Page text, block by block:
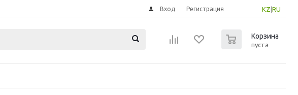
KZ RU
Вход Регистрация
Корзина
пуста